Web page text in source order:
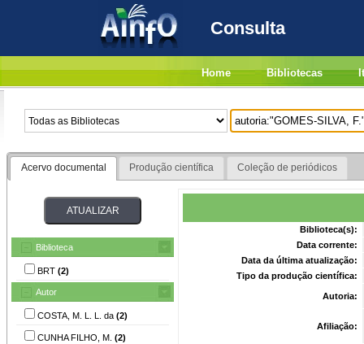
Consulta
Home Bibliotecas
Acervo documental Produção científica Coleção de periódicos
Biblioteca
BRT (2)
Autor
COSTA, M. L. L. da (2)
CUNHA FILHO, M. (2)
Biblioteca(s):
Data corrente:
Data da última atualização:
Tipo da produção científica:
Autoria:
Afiliação: